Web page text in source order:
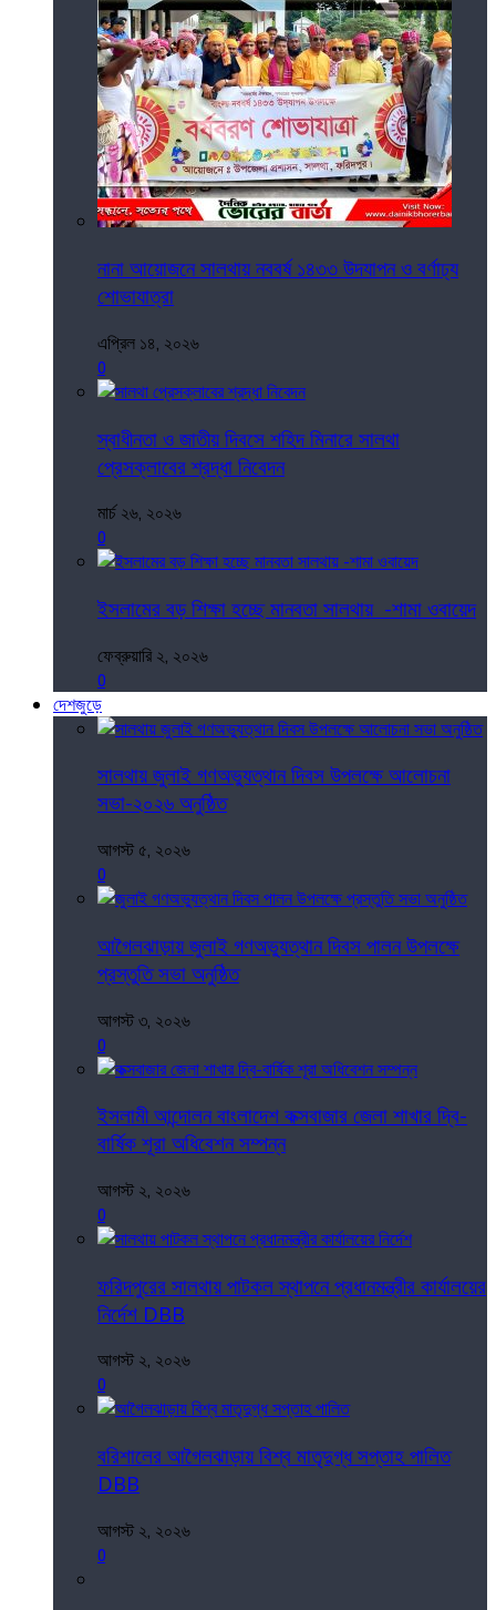
নানা আয়োজনে সালথায় নববর্ষ ১৪৩৩ উদযাপন ও বর্ণাঢ্য
শোভাযাত্রা
এপ্রিল ১৪, ২০২৬
0
স্বাধীনতা ও জাতীয় দিবসে শহিদ মিনারে সালথা
প্রেসক্লাবের শ্রদ্ধা নিবেদন
মার্চ ২৬, ২০২৬
0
ইসলামের বড় শিক্ষা হচ্ছে মানবতা সালথায় -শামা ওবায়েদ
ফেব্রুয়ারি ২, ২০২৬
0
দেশজুড়ে
সালথায় জুলাই গণঅভ্যুত্থান দিবস উপলক্ষে আলোচনা
সভা-২০২৬ অনুষ্ঠিত
আগস্ট ৫, ২০২৬
0
আগৈলঝাড়ায় জুলাই গণঅভ্যুত্থান দিবস পালন উপলক্ষে
প্রস্তুতি সভা অনুষ্ঠিত
আগস্ট ৩, ২০২৬
0
ইসলামী আন্দোলন বাংলাদেশ কক্সবাজার জেলা শাখার দ্বি-
বার্ষিক শূরা অধিবেশন সম্পন্ন
আগস্ট ২, ২০২৬
0
ফরিদপুরের সালথায় পাটকল স্থাপনে প্রধানমন্ত্রীর কার্যালয়ের
নির্দেশ DBB
আগস্ট ২, ২০২৬
0
বরিশালের আগৈলঝাড়ায় বিশ্ব মাতৃদুগ্ধ সপ্তাহ পালিত
DBB
আগস্ট ২, ২০২৬
0